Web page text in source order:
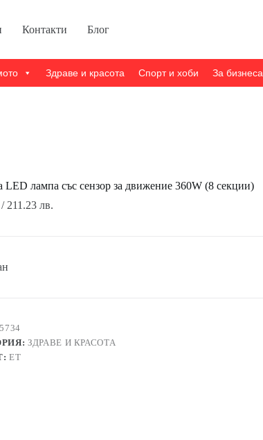
Контакти Блог
Здраве и красота Спорт и хоби За бизнеса
LED лампа със сензор за движение 360W (8 секции)
211.23 лв.
ЗДРАВЕ И КРАСОТА
ЕТ